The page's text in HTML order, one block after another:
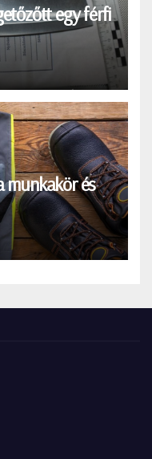
egy férfi
és